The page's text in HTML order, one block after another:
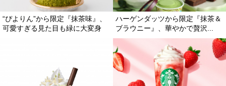
“ぴよりん”から限定『抹茶味』、
可愛すぎる見た目も緑に大変身
ハーゲンダッツから限定『抹茶＆
ブラウニー』、華やかで贅沢...